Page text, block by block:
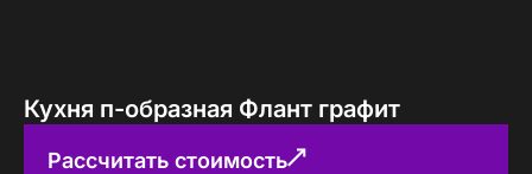
Кухня п-образная Флант графит
Рассчитать стоимость